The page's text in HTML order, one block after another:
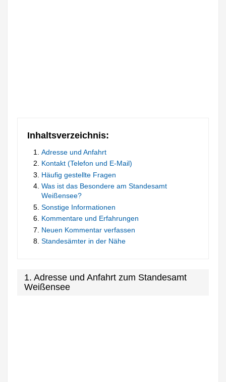
Inhaltsverzeichnis:
Adresse und Anfahrt
Kontakt (Telefon und E-Mail)
Häufig gestellte Fragen
Was ist das Besondere am Standesamt
Weißensee?
Sonstige Informationen
Kommentare und Erfahrungen
Neuen Kommentar verfassen
Standesämter in der Nähe
1. Adresse und Anfahrt zum Standesamt
Weißensee